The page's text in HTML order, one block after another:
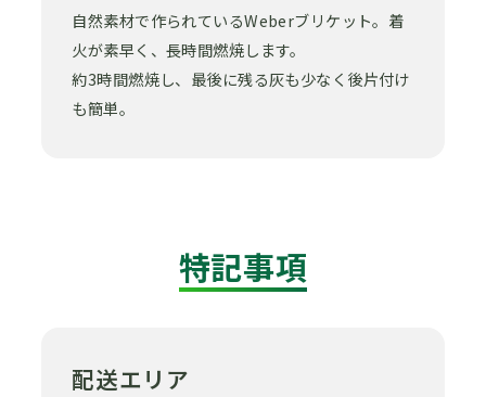
自然素材で作られているWeberブリケット。着
火が素早く、長時間燃焼します。
約3時間燃焼し、最後に残る灰も少なく後片付け
も簡単。
特記事項
配送エリア